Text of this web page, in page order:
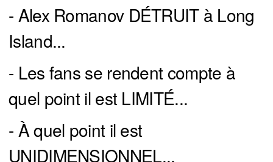
- Alex Romanov DÉTRUIT à Long
Island...
- Les fans se rendent compte à
quel point il est LIMITÉ...
- À quel point il est
UNIDIMENSIONNEL...